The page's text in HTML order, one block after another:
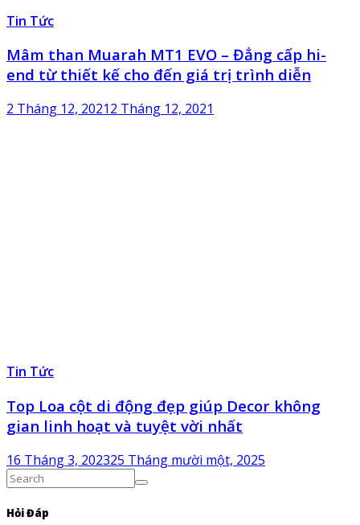
Tin Tức
Mâm than Muarah MT1 EVO – Đẳng cấp hi-
end từ thiết kế cho đến giá trị trình diễn
2 Tháng 12, 20212 Tháng 12, 2021
Tin Tức
Top Loa cột di động đẹp giúp Decor không
gian linh hoạt và tuyệt vời nhất
16 Tháng 3, 202325 Tháng mười một, 2025
Hỏi Đáp